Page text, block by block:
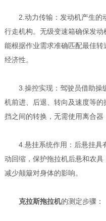
2.动力传输：发动机产生的
行走机构。无级变速箱确保发动
能根据作业需求准确匹配最佳
经济性。
3.操控实现：驾驶员借助操
机前进、后退、转向及速度等
挡之间的转换，无需使用离合器
4.悬挂系统作用：后悬挂具
动回缩，保护拖拉机后悬和农具
减少颠簸对身体的影响。
克拉斯拖拉机的测定步骤：